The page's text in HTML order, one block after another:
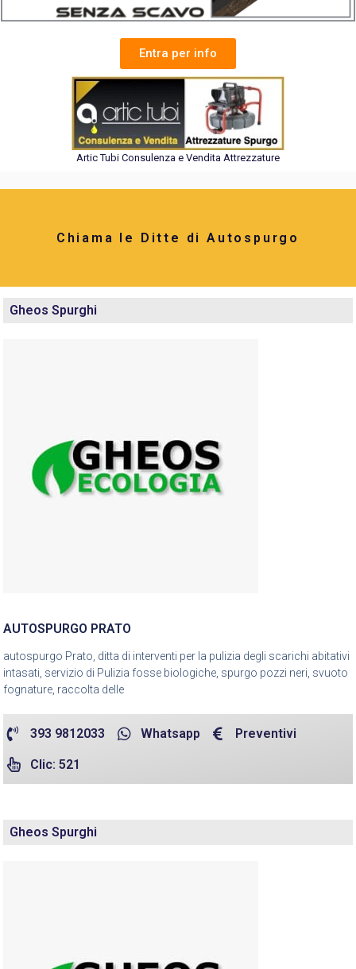
Entra per info
Artic Tubi Consulenza e Vendita Attrezzature
Chiama le Ditte di Autospurgo
Gheos Spurghi
AUTOSPURGO PRATO
autospurgo Prato, ditta di interventi per la pulizia degli scarichi abitativi
intasati, servizio di Pulizia fosse biologiche, spurgo pozzi neri, svuoto
fognature, raccolta delle
393 9812033 Whatsapp Preventivi
Clic: 521
Gheos Spurghi